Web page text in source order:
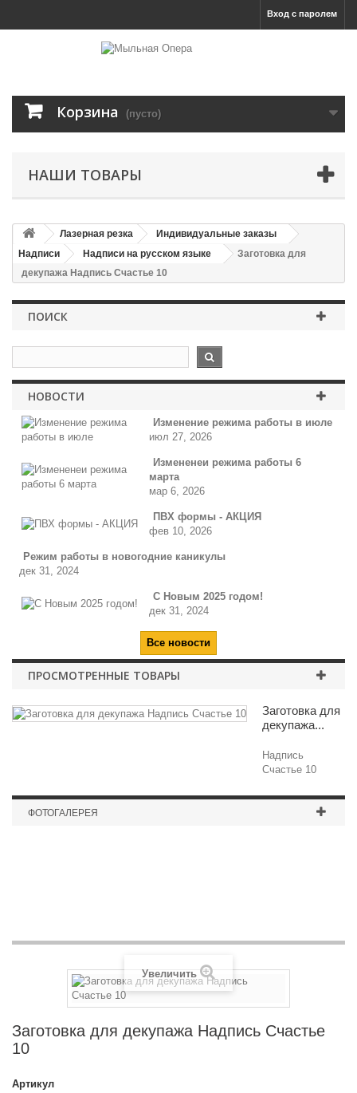
Вход с паролем
Корзина (пусто)
НАШИ ТОВАРЫ
Лазерная резка
Индивидуальные заказы
Надписи
Надписи на русском языке
Заготовка для
декупажа Надпись Счастье 10
ПОИСК
НОВОСТИ
Изменение режима работы в июле
июл 27, 2026
Измененеи режима работы 6
марта
мар 6, 2026
ПВХ формы - АКЦИЯ
фев 10, 2026
Режим работы в новогодние каникулы
дек 31, 2024
С Новым 2025 годом!
дек 31, 2024
Все новости
ПРОСМОТРЕННЫЕ ТОВАРЫ
Заготовка для
декупажа...
Надпись
Счастье 10
ФОТОГАЛЕРЕЯ
Увеличить
Заготовка для декупажа Надпись Счастье
10
Артикул